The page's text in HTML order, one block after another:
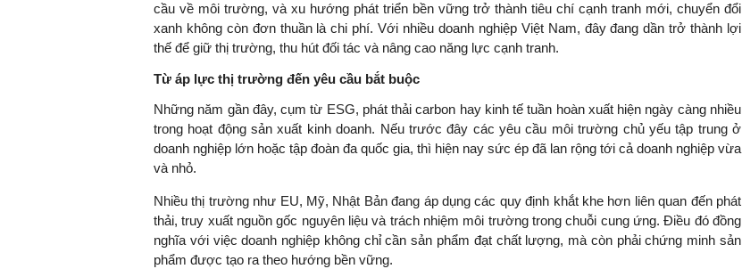
cầu về môi trường, và xu hướng phát triển bền vững trở thành tiêu chí cạnh tranh mới, chuyển đổi
xanh không còn đơn thuần là chi phí. Với nhiều doanh nghiệp Việt Nam, đây đang dần trở thành lợi
thế để giữ thị trường, thu hút đối tác và nâng cao năng lực cạnh tranh.
Từ áp lực thị trường đến yêu cầu bắt buộc
Những năm gần đây, cụm từ ESG, phát thải carbon hay kinh tế tuần hoàn xuất hiện ngày càng nhiều
trong hoạt động sản xuất kinh doanh. Nếu trước đây các yêu cầu môi trường chủ yếu tập trung ở
doanh nghiệp lớn hoặc tập đoàn đa quốc gia, thì hiện nay sức ép đã lan rộng tới cả doanh nghiệp vừa
và nhỏ.
Nhiều thị trường như EU, Mỹ, Nhật Bản đang áp dụng các quy định khắt khe hơn liên quan đến phát
thải, truy xuất nguồn gốc nguyên liệu và trách nhiệm môi trường trong chuỗi cung ứng. Điều đó đồng
nghĩa với việc doanh nghiệp không chỉ cần sản phẩm đạt chất lượng, mà còn phải chứng minh sản
phẩm được tạo ra theo hướng bền vững.